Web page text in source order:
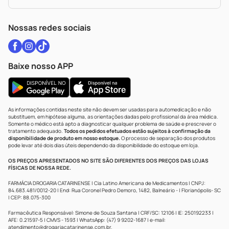
Nossas redes sociais
Baixe nosso APP
As informações contidas neste site não devem ser usadas para automedicação e não
substituem, em hipótese alguma, as orientações dadas pelo profissional da área médica.
Somente o médico está apto a diagnosticar qualquer problema de saúde e prescrever o
tratamento adequado. Todos os pedidos efetuados estão sujeitos à confirmação da
disponibilidade de produto em nosso estoque.O processo de separação dos produtos
pode levar até dois dias úteis dependendo da disponibilidade do estoque em loja.
OS PREÇOS APRESENTADOS NO SITE SÃO DIFERENTES DOS PREÇOS DAS LOJAS
FÍSICAS DE NOSSA REDE.
FARMÁCIA DROGARIA CATARINENSE | Cia Latino Americana de Medicamentos | CNPJ:
84.683.481/0012-20 | End: Rua Coronel Pedro Demoro, 1482, Balneário - | Florianópolis- SC
| CEP: 88.075-300
Farmacêutica Responsável: Simone de Souza Santana | CRF/SC: 12106 | IE: 250192233 |
AFE: 0.21597-5 | CMVS - 1593 | WhatsApp: (47) 9 9202-1687 | e-mail:
atendimento@drogariacatarinense.com.br.